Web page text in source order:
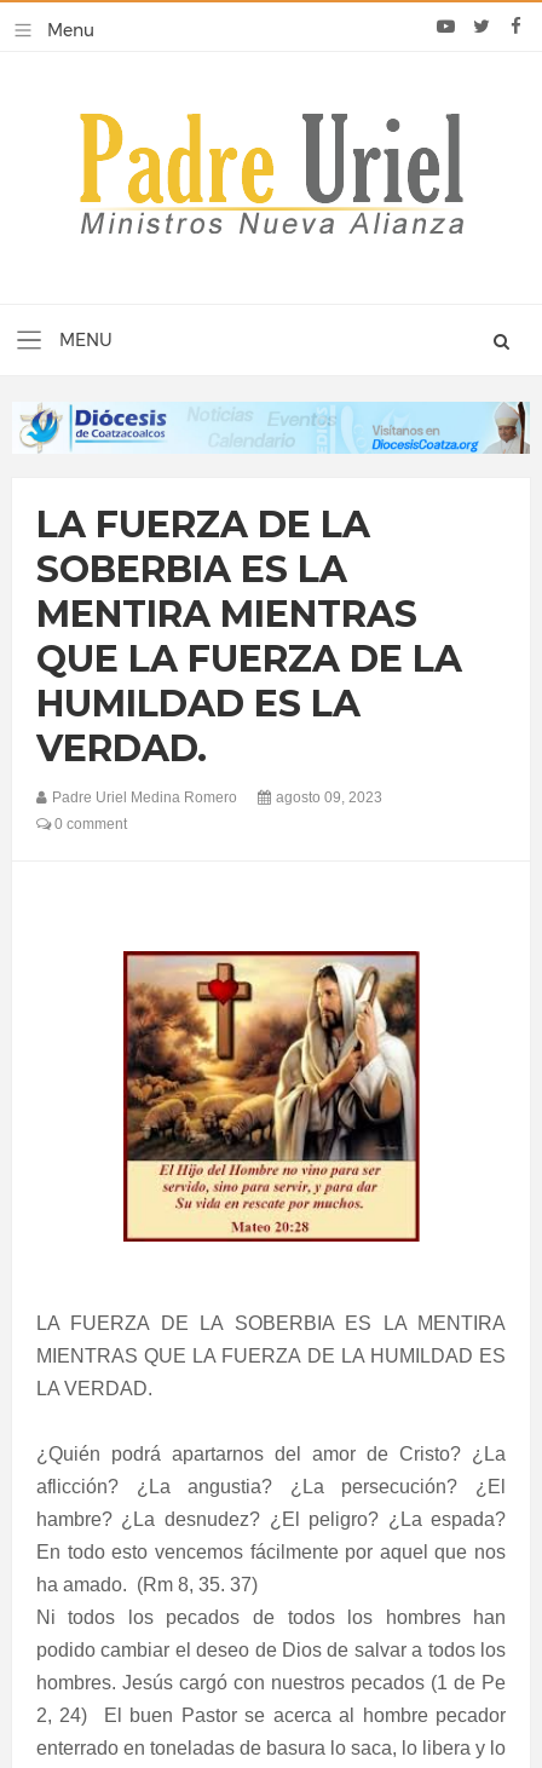
LA FUERZA DE LA
SOBERBIA ES LA
MENTIRA MIENTRAS
QUE LA FUERZA DE LA
HUMILDAD ES LA
VERDAD.
Padre Uriel Medina Romero
agosto 09, 2023
0 comment
LA FUERZA DE LA SOBERBIA ES LA MENTIRA
MIENTRAS QUE LA FUERZA DE LA HUMILDAD ES
LA VERDAD.
¿Quién podrá apartarnos del amor de Cristo? ¿La
aflicción? ¿La angustia? ¿La persecución? ¿El
hambre? ¿La desnudez? ¿El peligro? ¿La espada?
En todo esto vencemos fácilmente por aquel que nos
ha amado. (Rm 8, 35. 37)
Ni todos los pecados de todos los hombres han
podido cambiar el deseo de Dios de salvar a todos los
hombres. Jesús cargó con nuestros pecados (1 de Pe
2, 24)
El buen Pastor se acerca al hombre pecador
enterrado en toneladas de basura lo saca, lo libera y lo